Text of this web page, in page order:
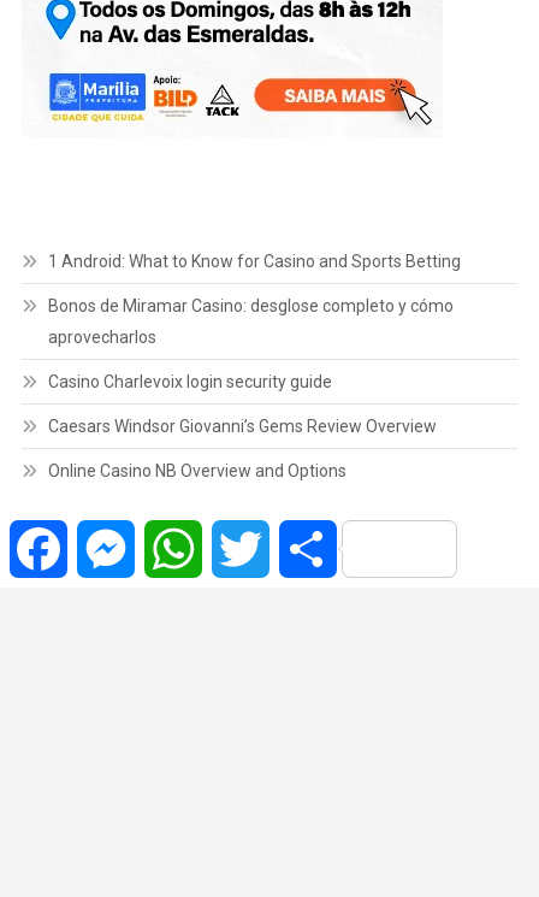
1 Android: What to Know for Casino and Sports Betting
Bonos de Miramar Casino: desglose completo y cómo
aprovecharlos
Casino Charlevoix login security guide
Caesars Windsor Giovanni’s Gems Review Overview
Online Casino NB Overview and Options
Facebook MessengerWhatsAppTwitter Share